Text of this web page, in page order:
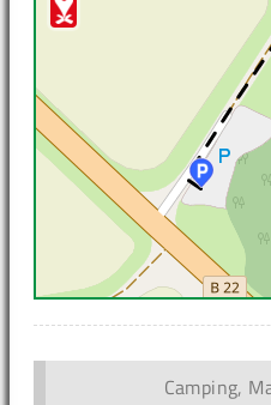
Camping,